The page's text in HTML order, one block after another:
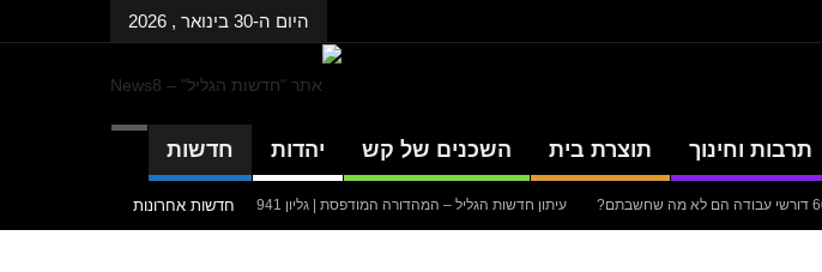
היום ה-30 בינואר , 2026
חדשות יהדות השכנים של קש תוצרת בית תרבות וחינוך
חדשות אחרונות עיתון חדשות הגליל – המהדורה המודפסת | גליון 941